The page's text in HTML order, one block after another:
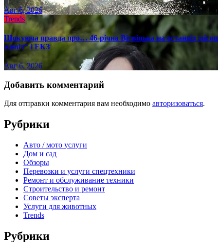
Авг 6, 2026
Trends
Шокуюча правда про… 46-річна Вітвіцька на останніх
живіт" і ЕКЗ
Авг 6, 2026
Добавить комментарий
Для отправки комментария вам необходимо авторизоваться.
Рубрики
Авто / мото услуги
Дом и сад
Обзоры
Перевозки и услуги спецтехники
Ремонт и обслуживание техники
Строительство и ремонт
Советы эксперта
Услуги для животных
Trends
Рубрики